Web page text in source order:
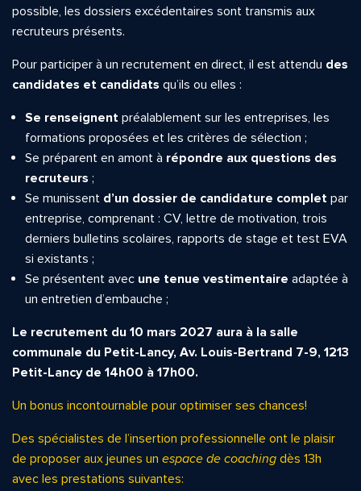
possible, les dossiers excédentaires sont transmis aux
recruteurs présents.
Pour participer à un recrutement en direct, il est attendu des
candidates et candidats qu’ils ou elles :
Se renseignent préalablement sur les entreprises, les
formations proposées et les critères de sélection ;
Se préparent en amont à répondre aux questions des
recruteurs ;
Se munissent d’un dossier de candidature complet par
entreprise, comprenant : CV, lettre de motivation, trois
derniers bulletins scolaires, rapports de stage et test EVA
si existants ;
Se présentent avec une tenue vestimentaire adaptée à
un entretien d’embauche ;
Le recrutement du 10 mars 2027 aura à la salle
communale du Petit-Lancy, Av. Louis-Bertrand 7-9, 1213
Petit-Lancy de 14h00 à 17h00.
Un bonus incontournable pour optimiser ses chances!
Des spécialistes de l’insertion professionnelle ont le plaisir
de proposer aux jeunes un espace de coaching dès 13h
avec les prestations suivantes: